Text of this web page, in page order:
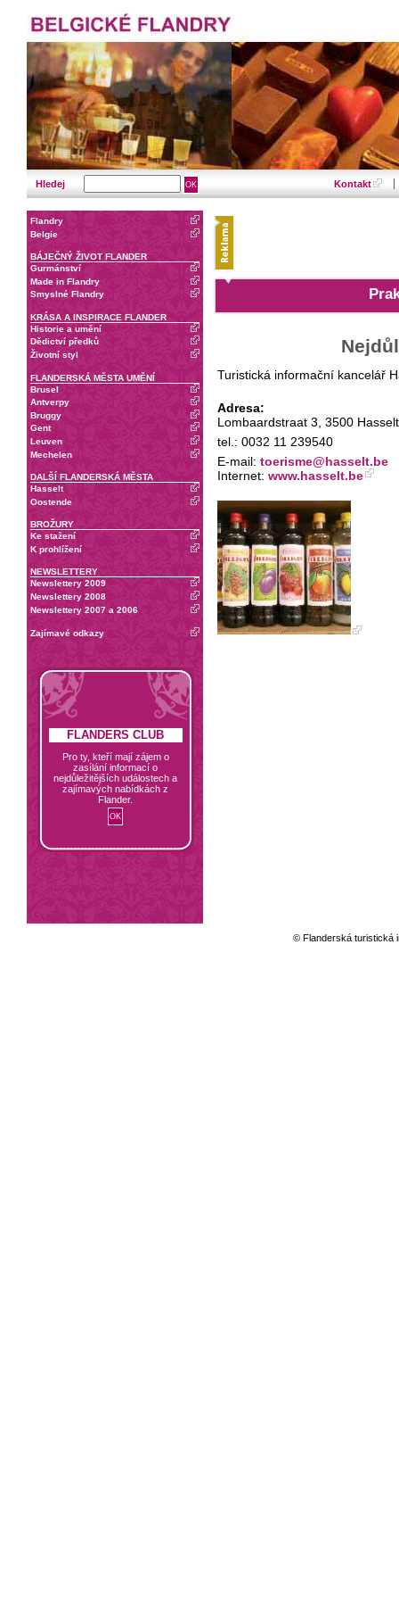
Hledej Kontakt
Flandry
Belgie
BÁJEČNÝ ŽIVOT FLANDER
Gurmánství
Made in Flandry
Smyslné Flandry
KRÁSA A INSPIRACE FLANDER
Historie a umění
Dědictví předků
Životní styl
FLANDERSKÁ MĚSTA UMĚNÍ
Brusel
Antverpy
Bruggy
Gent
Leuven
Mechelen
DALŠÍ FLANDERSKÁ MĚSTA
Hasselt
Oostende
BROŽURY
Ke stažení
K prohlížení
NEWSLETTERY
Newslettery 2009
Newslettery 2008
Newslettery 2007 a 2006
Zajímavé odkazy
FLANDERS CLUB
Pro ty, kteří mají zájem o
zasílání informací o
nejdůležitějších událostech a
zajímavých nabídkách z
Flander.
Turistická informační kancelář
Adresa:
Lombaardstraat 3, 3500
tel.: 0032 11 239540
E-mail: toerisme@hasselt.be
Internet: www.hasselt.be
© Flanderská turistická